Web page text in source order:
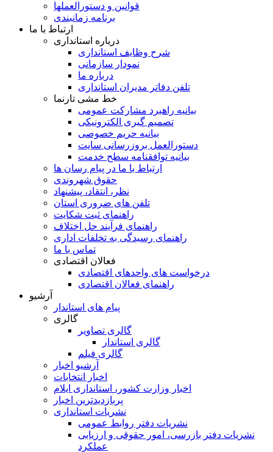
قوانین و دستورالعملها
برنامه زمانبندی
ارتباط با ما
درباره استانداری
شرح وظایف استانداری
نمودار سازمانی
درباره ما
تلفن دفاتر مدیران استانداری
خط مشی تارنما
بیانیه راهبرد مشارکت عمومی
تصمیم گیری الکترونیکی
بیانیه حریم خصوصی
دستورالعمل بروزرسانی سایت
بیانیه توافقنامه سطح خدمت
ارتباط با ما در پیام رسان ها
حقوق شهروندی
نظر، انتقاد، پیشنهاد
تلفن های ضروری استان
راهنمای ثبت شکایت
راهنمای فرآیند حل اختلاف
راهنمای رسیدگی به تخلفات اداری
تماس با ما
فعالان اقتصادی
درخواست های واحدهای اقتصادی
راهنمای فعالان اقتصادی
آرشیو
پیام های استاندار
گالری
گالری تصاویر
گالری استاندار
گالری فیلم
آرشیو اخبار
اخبار انتخابات
اخبار وزارت کشور، استانداری ایلام
پربازدیدترین اخبار
نشریات استانداری
نشریات دفتر روابط عمومی
نشريات دفتر بازرسی، امور حقوقی و ارزيابی
عملکرد